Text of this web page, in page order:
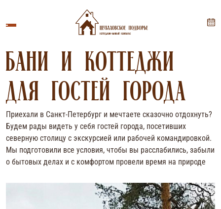
Бани и коттеджи
для гостей города
Приехали в Санкт-Петербург и мечтаете сказочно отдохнуть?
Будем рады видеть у себя гостей города, посетивших
северную столицу с экскурсией или рабочей командировкой.
Мы подготовили все условия, чтобы вы расслабились, забыли
о бытовых делах и с комфортом провели время на природе
ПОДПИСАТЬСЯ
Укажите ваше имя
Укажите Ваш Email